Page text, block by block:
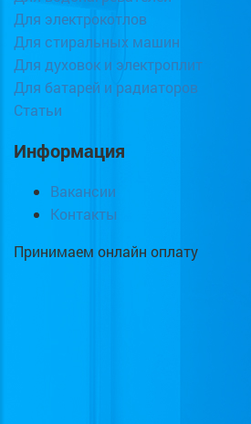
Для электрокотлов
Для стиральных машин
Для духовок и электроплит
Для батарей и радиаторов
Статьи
Информация
Вакансии
Контакты
Принимаем онлайн оплату